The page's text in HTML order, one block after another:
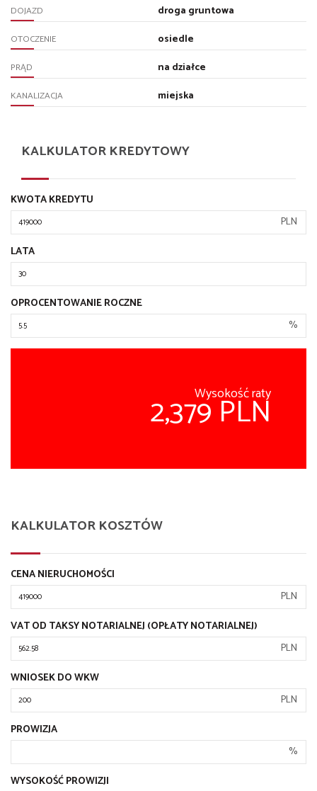
DOJAZD droga gruntowa
OTOCZENIE osiedle
PRĄD na działce
KANALIZACJA miejska
KALKULATOR KREDYTOWY
KWOTA KREDYTU
PLN
LATA
OPROCENTOWANIE ROCZNE
%
Wysokość raty
2,379 PLN
KALKULATOR KOSZTÓW
CENA NIERUCHOMOŚCI
PLN
VAT OD TAKSY NOTARIALNEJ (OPŁATY NOTARIALNEJ)
PLN
WNIOSEK DO WKW
PLN
PROWIZJA
%
WYSOKOŚĆ PROWIZJI